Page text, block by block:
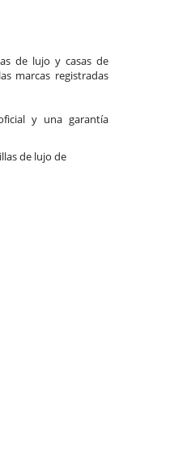
de lujo y casas de
marcas registradas
y una garantía
de lujo de